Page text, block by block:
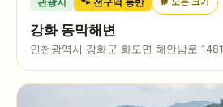
관광지 🐾 전구역 동반
강화 동막해변
인천광역시 강화군 화도면 해안남로 1481